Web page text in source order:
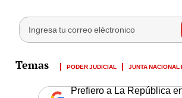
PODER JUDICIAL JUNTA NACIONAL
Prefiero a La República